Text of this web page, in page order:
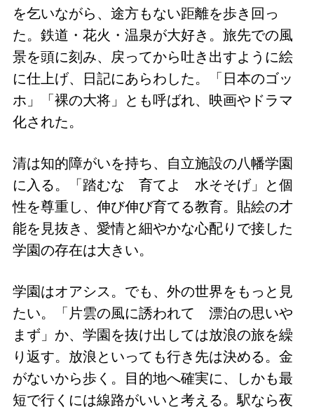
を乞いながら、途方もない距離を歩き回っ
た。鉄道・花火・温泉が大好き。旅先での風
景を頭に刻み、戻ってから吐き出すように絵
に仕上げ、日記にあらわした。「日本のゴッ
ホ」「裸の大将」とも呼ばれ、映画やドラマ
化された。
清は知的障がいを持ち、自立施設の八幡学園
に入る。「踏むな 育てよ 水そそげ」と個
性を尊重し、伸び伸び育てる教育。貼絵の才
能を見抜き、愛情と細やかな心配りで接した
学園の存在は大きい。
学園はオアシス。でも、外の世界をもっと見
たい。「片雲の風に誘われて 漂泊の思いや
まず」か、学園を抜け出しては放浪の旅を繰
り返す。放浪といっても行き先は決める。金
がないから歩く。目的地へ確実に、しかも最
短で行くには線路がいいと考える。駅なら夜